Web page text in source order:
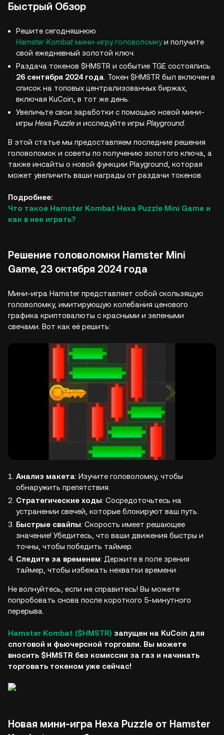
Быстрый Обзор
Решите сегодняшнюю
Hamster Kombatмини-игру головоломкуи получите
свой ежедневный золотой ключ.
Раздача токенов $HMSTR и событие TGE состоялись
26 сентября 2024 года . Токен $HMSTR был включен в
список на топовых централизованных биржах,
включая KuCoin, в тот же день.
Увеличьте свои заработки с помощью новой мини-
игры Hexa Puzzle и исследуйте игры Playground
В этой статье мы предоставляем последние решения
головоломок и советы по получению золотого ключа, а
также инсайты о новой функции Playground, которая
может увеличить ваши награды от раздачи токенов.
Подробнее:
Что такое Hamster Kombat Hexa Puzzle Mini Game и
как в нее играть?
Решение головоломки Hamster Mini
Game, 23 октября 2024 года
Мини-игра Hamster представляет собой скользящую
головоломку, имитирующую колебания ценового
графика криптовалюты с красными и зелеными
свечами. Вот как её решить:
Анализ макета: Изучите головоломку, чтобы
обнаружить препятствия.
Стратегические ходы: Сосредоточьтесь на
устранении свечей, которые блокируют ваш путь.
Быстрые свайпы: Скорость имеет решающее
значение! Убедитесь, что ваши движения быстры и
точны, чтобы победить таймер.
Следите за временем: Держите в поле зрения
таймер, чтобы избежать нехватки времени.
Не волнуйтесь, если не справитесь! Вы можете
попробовать снова после короткого 5-минутного
перерыва.
Hamster Kombat ($HMSTR) запущен на KuCoin для
спотовой и фьючерсной торговли. Вы можете
вносить $HMSTR без комиссии за газ и начинать
торговать токеном уже сейчас!
Новая мини-игра Hexa Puzzle от Hamster